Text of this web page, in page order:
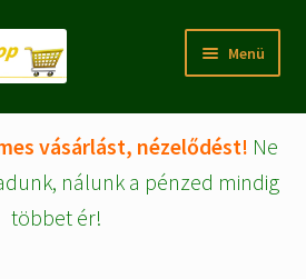
Menü
vásárlást, nézelődést! Ne
nálunk a pénzed mindig
többet ér!